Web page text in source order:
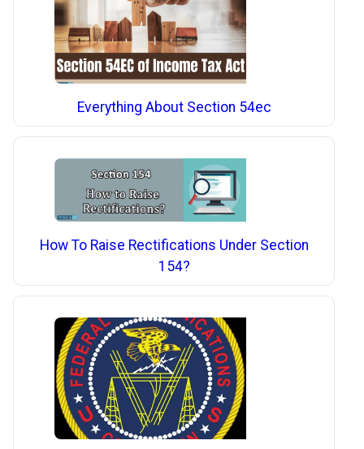
Everything About Section 54ec
How To Raise Rectifications Under Section
154?